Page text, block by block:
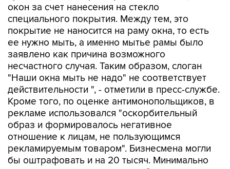
покрытие не наносится на раму окна, то есть
ее нужно мыть, а именно мытье рамы было
заявлено как причина возможного
несчастного случая. Таким образом, слоган
"Наши окна мыть не надо" не соответствует
действительности ", - отметили в пресс-службе.
Кроме того, по оценке антимонопольщиков, в
рекламе использовался "оскорбительный
образ и формировалось негативное
отношение к лицам, не пользующимся
рекламируемым товаром". Бизнесмена могли
бы оштрафовать и на 20 тысяч. Минимально
возможная сумма наказания объясняется
"отсутствием отягчающих обстоятельств".